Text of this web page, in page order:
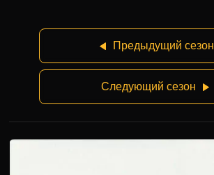
Предыдущий сезон
Следующий сезон